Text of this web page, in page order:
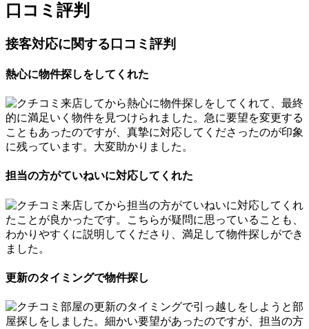
口コミ評判
接客対応に関する口コミ評判
熱心に物件探しをしてくれた
来店してから熱心に物件探しをしてくれて、最終
的に満足いく物件を見つけられました。急に要望を変更する
こともあったのですが、真摯に対応してくださったのが印象
に残っています。大変助かりました。
担当の方がていねいに対応してくれた
来店してから担当の方がていねいに対応してくれ
たことが良かったです。こちらが疑問に思っていることも、
わかりやすくに説明してくださり、満足して物件探しができ
ました。
更新のタイミングで物件探し
部屋の更新のタイミングで引っ越しをしようと部
屋探しをしました。細かい要望があったのですが、担当の方